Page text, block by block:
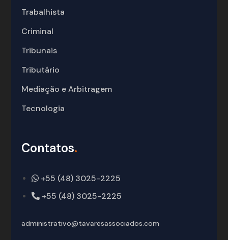
Trabalhista
Criminal
Tribunais
Tributário
Mediação e Arbitragem
Tecnologia
Contatos.
+55 (48) 3025-2225
+55 (48) 3025-2225
administrativo@tavaresassociados.com